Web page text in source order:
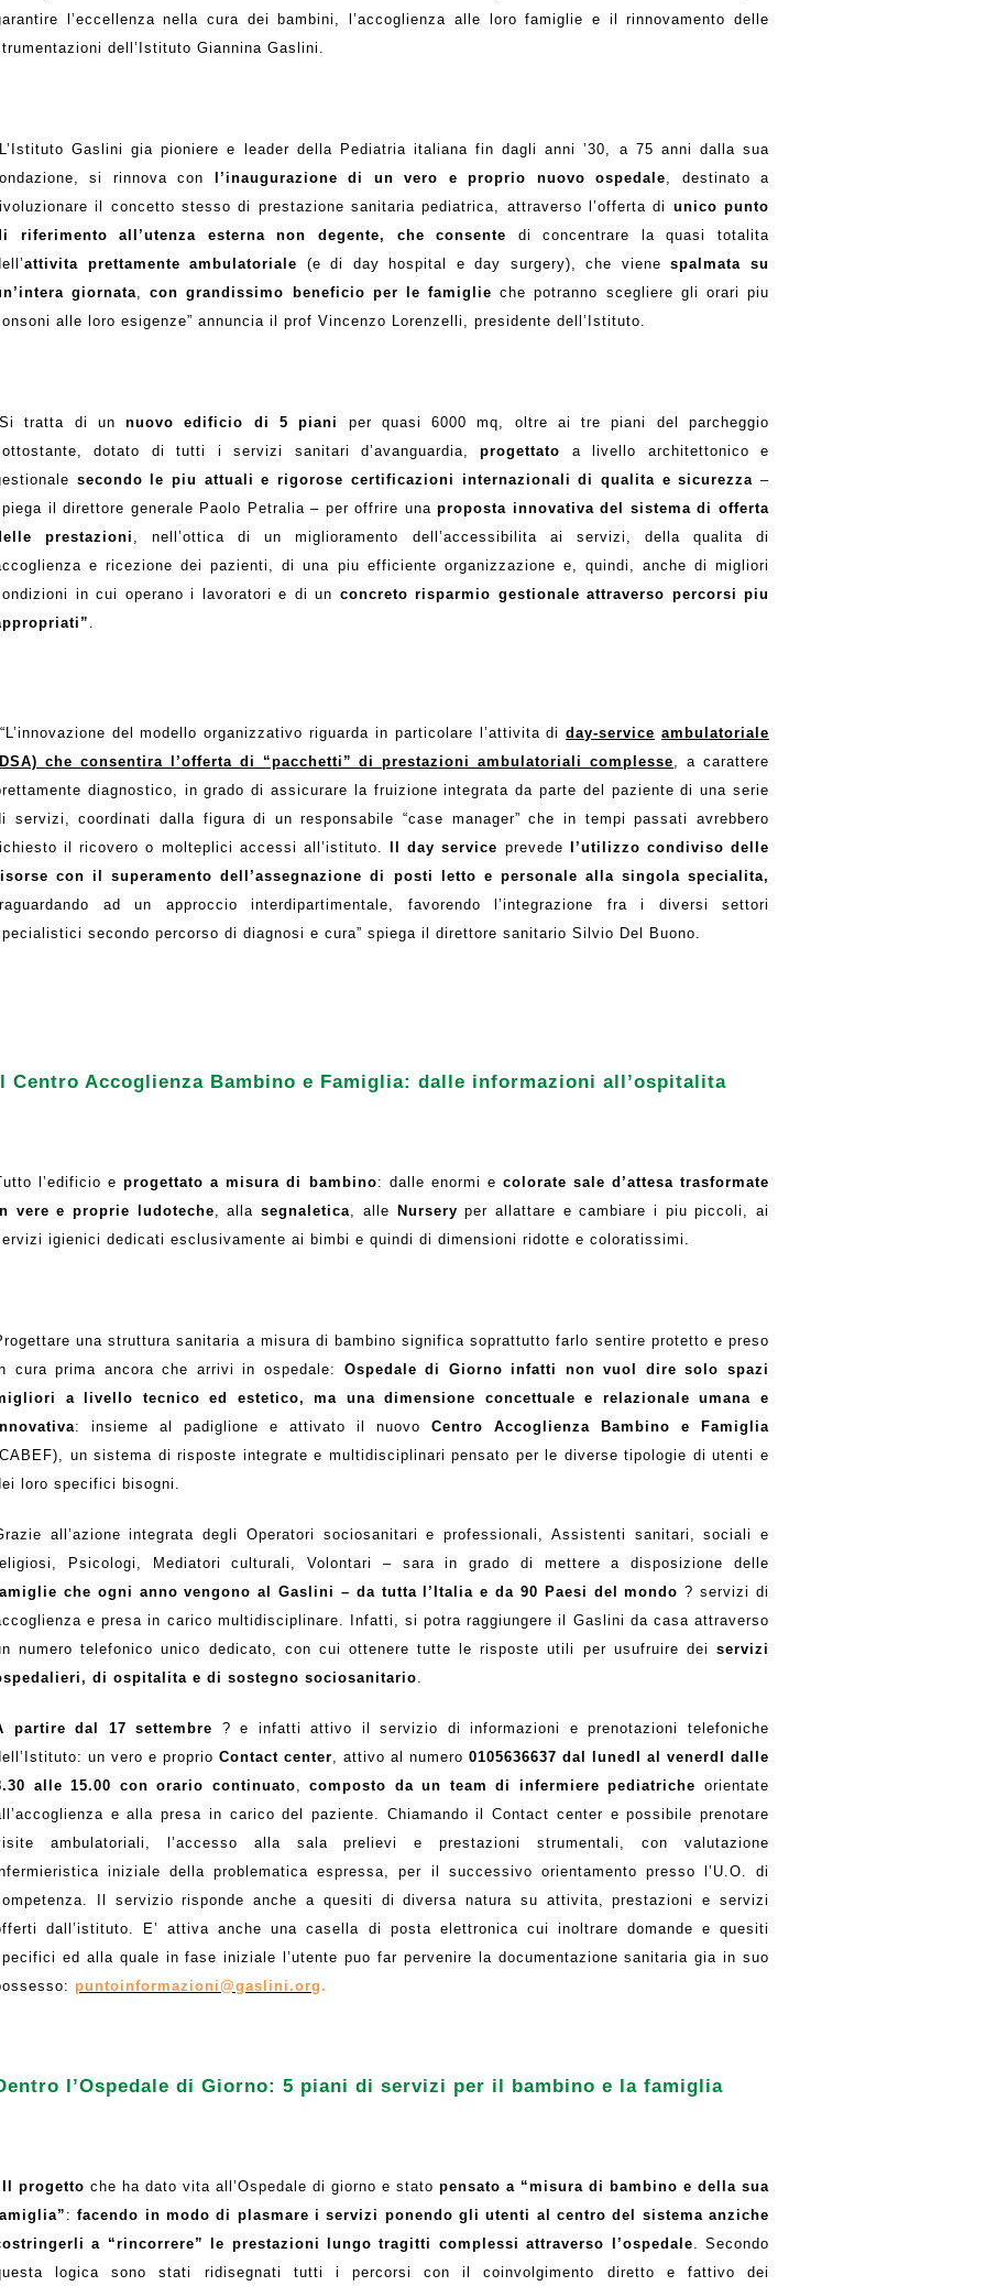
l’eccellenza nella cura dei bambini, l’accoglienza alle loro famiglie e il rinnovamento delle
dell’Istituto Giannina Gaslini.
Gaslini gia pioniere e leader della Pediatria italiana fin dagli anni ’30, a 75 anni dalla sua
si rinnova con l’inaugurazione di un vero e proprio nuovo ospedale , destinato a
il concetto stesso di prestazione sanitaria pediatrica, attraverso l’offerta di unico punto
riferimento all’utenza esterna non degente, che consente di concentrare la quasi totalita
attivita prettamente ambulatoriale (e di day hospital e day surgery), che vienespalmata su
giornata ,con grandissimo beneficio per le famiglie che potranno scegliere gli orari piu
alle loro esigenze” annuncia il prof Vincenzo Lorenzelli, presidente dell’Istituto.
tratta di unnuovo edificio di 5 piani
per quasi 6000 mq, oltre ai tre piani del parcheggio
dotato di tutti i servizi sanitari d’avanguardia,progettato a livello architettonico e
secondo le piu attuali e rigorose certificazioni internazionali di qualita e sicurezza –
il direttore generale Paolo Petralia – per offrire unaproposta innovativa del sistema di offerta
prestazioni
, nell’ottica di un miglioramento dell’accessibilita ai servizi, della qualita di
e ricezione dei pazienti, di una piu efficiente organizzazione e, quindi, anche di migliori
in cui operano i lavoratori e di un concreto risparmio gestionale attraverso percorsi piu
“L’innovazione del modello organizzativo riguarda in particolare l’attivita diday-service ambulatoriale
che consentira l’offerta di “pacchetti” di prestazioni ambulatoriali complesse , a carattere
diagnostico, in grado di assicurare la fruizione integrata da parte del paziente di una serie
servizi, coordinati dalla figura di un responsabile “case manager” che in tempi passati avrebbero
il ricovero o molteplici accessi all’istituto.
Il day service prevede l’utilizzo condiviso delle
con il superamento dell’assegnazione di posti letto e personale alla singola specialita,
ad un approccio interdipartimentale, favorendo l’integrazione fra i diversi settori
secondo percorso di diagnosi e cura” spiega il direttore sanitario Silvio Del Buono.
Centro Accoglienza Bambino e Famiglia: dalle informazioni all’ospitalita
l’edificio eprogettato a misura di bambino: dalle enormi e colorate sale d’attesa trasformate
vere e proprie ludoteche , allasegnaletica , alle Nursery per allattare e cambiare i piu piccoli, ai
igienici dedicati esclusivamente ai bimbi e quindi di dimensioni ridotte e coloratissimi.
una struttura sanitaria a misura di bambino significa soprattutto farlo sentire protetto e preso
cura prima ancora che arrivi in ospedale: Ospedale di Giorno infatti non vuol dire solo spazi
a livello tecnico ed estetico, ma una dimensione concettuale e relazionale umana e
: insieme al padiglione e attivato il nuovo Centro Accoglienza Bambino e Famiglia
un sistema di risposte integrate e multidisciplinari pensato per le diverse tipologie di utenti e
loro specifici bisogni.
all’azione integrata degli Operatori sociosanitari e professionali, Assistenti sanitari, sociali e
Psicologi, Mediatori culturali, Volontari – sara in grado di mettere a disposizione delle
che ogni anno vengono al Gaslini – da tutta l’Italia e da 90 Paesi del mondo ? servizi di
e presa in carico multidisciplinare. Infatti, si potra raggiungere il Gaslini da casa attraverso
numero telefonico unico dedicato, con cui ottenere tutte le risposte utili per usufruire dei servizi
di ospitalita e di sostegno sociosanitario
partire dal 17 settembre ? e infatti attivo il servizio di informazioni e prenotazioni telefoniche
un vero e proprio Contact center , attivo al numero 0105636637 dal lunedI al venerdI dalle
alle 15.00 con orario continuato ,composto da un team di infermiere pediatriche orientate
e alla presa in carico del paziente. Chiamando il Contact center e possibile prenotare
ambulatoriali, l’accesso alla sala prelievi e prestazioni strumentali, con valutazione
iniziale della problematica espressa, per il successivo orientamento presso l’U.O. di
Il servizio risponde anche a quesiti di diversa natura su attivita, prestazioni e servizi
dall’istituto. E’ attiva anche una casella di posta elettronica cui inoltrare domande e quesiti
ed alla quale in fase iniziale l’utente puo far pervenire la documentazione sanitaria gia in suo
puntoinformazioni@gaslini.org .
l’Ospedale di Giorno: 5 piani di servizi per il bambino e la famiglia
progetto che ha dato vita all’Ospedale di giorno e stato pensato a “misura di bambino e della sua
:facendo in modo di plasmare i servizi ponendo gli utenti al centro del sistema anziche
a “rincorrere” le prestazioni lungo tragitti complessi attraverso l’ospedale . Secondo
logica sono stati ridisegnati tutti i percorsi con il coinvolgimento diretto e fattivo dei